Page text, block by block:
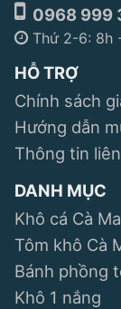
0968 999
Thứ 2-6: 8h
HỖ TRỢ
Chính sách
Hướng dẫn
Thông tin
DANH MỤC
Khô cá Cà
Tôm khô Cà
Bánh phồng
Khô 1 nắng